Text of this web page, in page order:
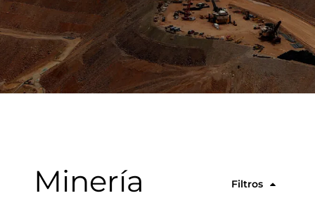
Minería Filtros